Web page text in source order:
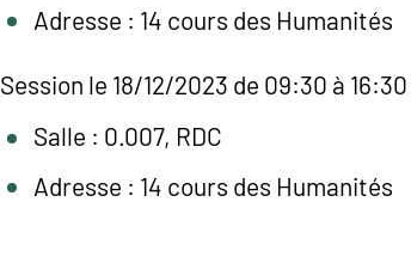
Adresse : 14 cours des Humanités
Session le 18/12/2023 de 09:30 à 16:30
Salle : 0.007, RDC
Adresse : 14 cours des Humanités